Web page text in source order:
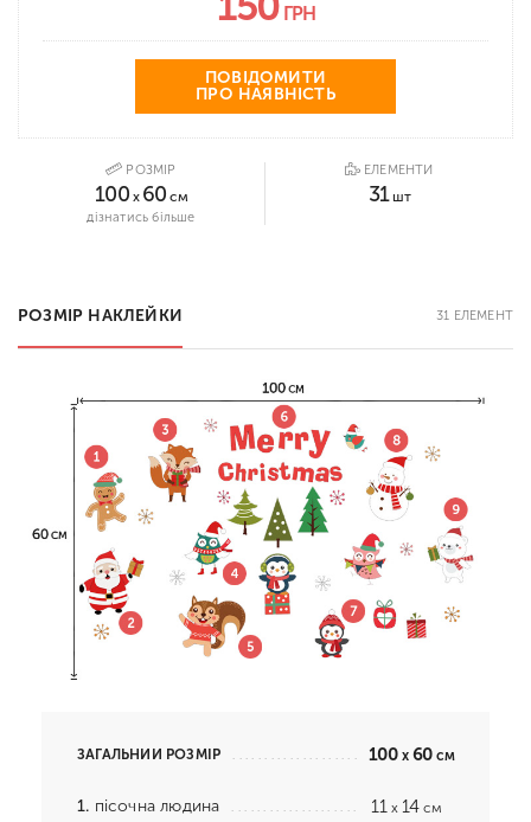
ГРН
ПОВІДОМИТИ
ПРО НАЯВНІСТЬ
РОЗМІР
100 x 60 см
дізнатись більше
ЕЛЕМЕНТИ
31шт
РОЗМІР НАКЛЕЙКИ 31 ЕЛЕМЕНТ
ЗАГАЛЬНИЙ РОЗМІР 100 x60 см
1. пісочна людина 11 x14 см